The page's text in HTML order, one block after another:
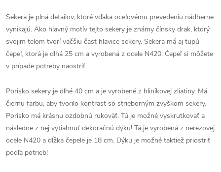
Sekera je plná detailov, ktoré vďaka oceľovému prevedeniu nádherne
vynikajú. Ako hlavný motív tejto sekery je známy čínsky drak, ktorý
svojim telom tvorí väčšiu časť hlavice sekery. Sekera má aj tupú
čepeľ, ktorá je dlhá 25 cm a vyrobená z ocele N420. Čepeľ si môžete
v prípade potreby naostriť.
Porisko sekery je dlhé 40 cm a je vyrobené z hliníkovej zliatiny. Má
čiernu farbu, aby tvorilo kontrast so strieborným zvyškom sekery.
Porisko má krásnu ozdobnú rukoväť. Tú je možné vyskrutkovať a
následne z nej vytiahnuť dekoračnú dýku! Tá je vyrobená z nerezovej
ocele N420 a dĺžka čepele je 18 cm. Dýku je možné taktiež priostriť
podľa potrieb!